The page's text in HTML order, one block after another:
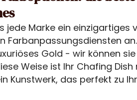
jede Marke ein einzigartiges
Farbanpassungsdiensten
Gold - wir können
Weise ist Ihr Chafing
Kunstwerk, das perfekt zu